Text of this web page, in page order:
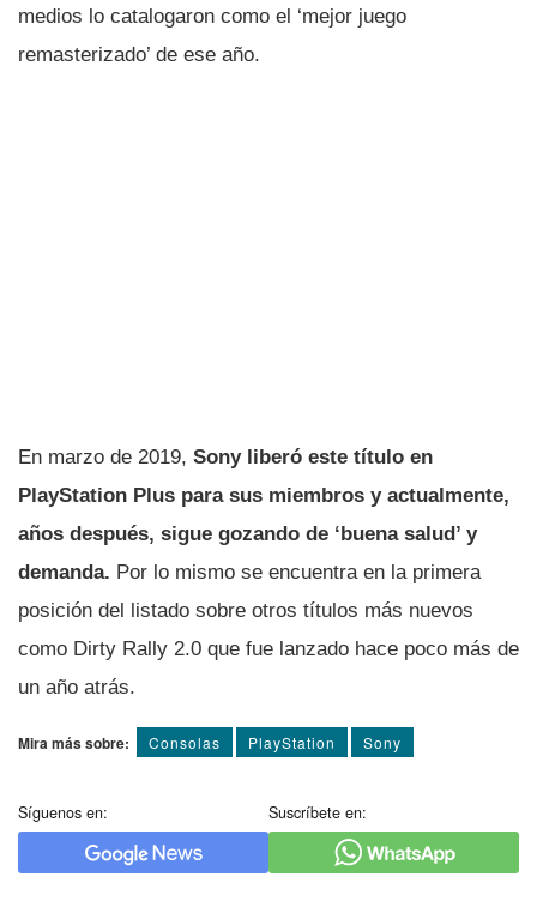
medios lo catalogaron como el ‘mejor juego
remasterizado’ de ese año.
En marzo de 2019, Sony liberó este tí­tulo en
PlayStation Plus para sus miembros y actualmente,
años después, sigue gozando de ‘buena salud’ y
demanda. Por lo mismo se encuentra en la primera
posición del listado sobre otros tí­tulos más nuevos
como Dirty Rally 2.0 que fue lanzado hace poco más de
un año atrás.
Mira más sobre: Consolas PlayStation Sony
Síguenos en: Suscríbete en: